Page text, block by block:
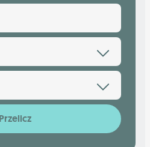
Przelicz